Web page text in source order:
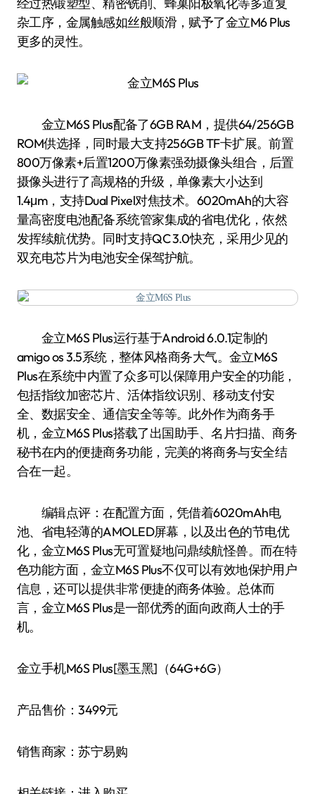
杂工序，金属触感如丝般顺滑，赋予了金立M6 Plus
更多的灵性。
金立M6S Plus配备了6GB RAM，提供64/256GB
ROM供选择，同时最大支持256GB TF卡扩展。前置
800万像素+后置1200万像素强劲摄像头组合，后置
摄像头进行了高规格的升级，单像素大小达到
1.4μm，支持Dual Pixel对焦技术。6020mAh的大容
量高密度电池配备系统管家集成的省电优化，依然
发挥续航优势。同时支持QC 3.0快充，采用少见的
双充电芯片为电池安全保驾护航。
金立M6S Plus运行基于Android 6.0.1定制的
amigo os 3.5系统，整体风格商务大气。金立M6S
Plus在系统中内置了众多可以保障用户安全的功能，
包括指纹加密芯片、活体指纹识别、移动支付安
全、数据安全、通信安全等等。此外作为商务手
机，金立M6S Plus搭载了出国助手、名片扫描、商务
秘书在内的便捷商务功能，完美的将商务与安全结
合在一起。
编辑点评：在配置方面，凭借着6020mAh电
池、省电轻薄的AMOLED屏幕，以及出色的节电优
化，金立M6S Plus无可置疑地问鼎续航怪兽。而在特
色功能方面，金立M6S Plus不仅可以有效地保护用户
信息，还可以提供非常便捷的商务体验。总体而
言，金立M6S Plus是一部优秀的面向政商人士的手
机。
金立手机M6S Plus[墨玉黑]（64G+6G）
产品售价：3499元
销售商家：苏宁易购